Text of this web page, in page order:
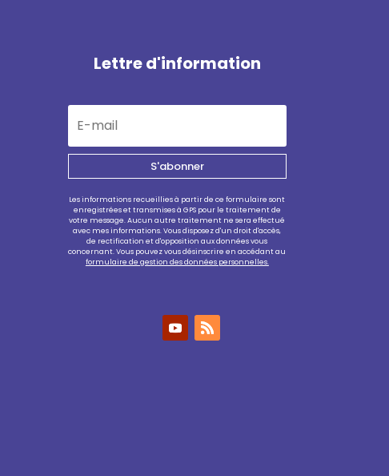
Lettre d'information
S'abonner
Les informations recueillies à partir de ce formulaire sont
enregistrées et transmises à GPS pour le traitement de
votre message. Aucun autre traitement ne sera effectué
avec mes informations. Vous disposez d'un droit d'accès,
de rectification et d'opposition aux données vous
concernant. Vous pouvez vous désinscrire en accédant au
formulaire de gestion des données personnelles.